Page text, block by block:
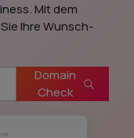
Mit dem
Ihre Wunsch-
Domain
Check